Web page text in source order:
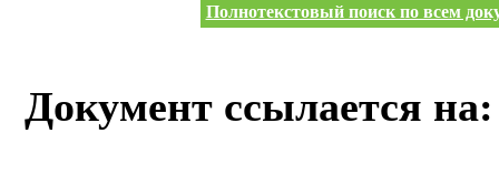
Полнотекстовый поиск по всем
Документ ссылается на: